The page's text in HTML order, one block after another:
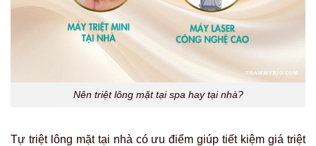
Nên triệt lông mặt tại spa hay tại nhà?
Tự triệt lông mặt tại nhà có ưu điểm giúp tiết kiệm giá triệt